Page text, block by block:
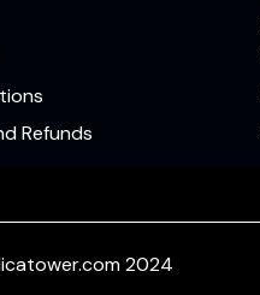
Refunds
2024